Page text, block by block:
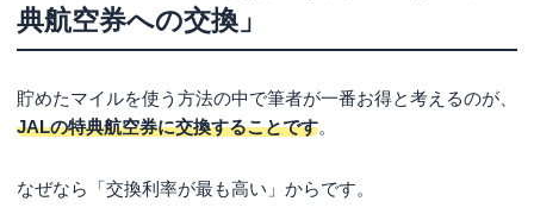
典航空券への交換」
貯めたマイルを使う方法の中で筆者が一番お得と考えるのが、
JALの特典航空券に交換することです。
なぜなら「交換利率が最も高い」からです。